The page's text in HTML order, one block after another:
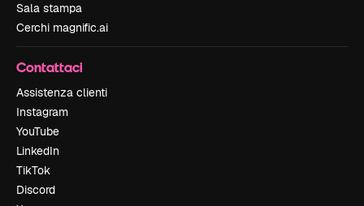
Sala stampa
Cerchi magnific.ai
Contattaci
Assistenza clienti
Instagram
YouTube
LinkedIn
TikTok
Discord